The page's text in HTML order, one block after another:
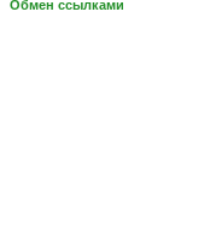
Обмен ссылками